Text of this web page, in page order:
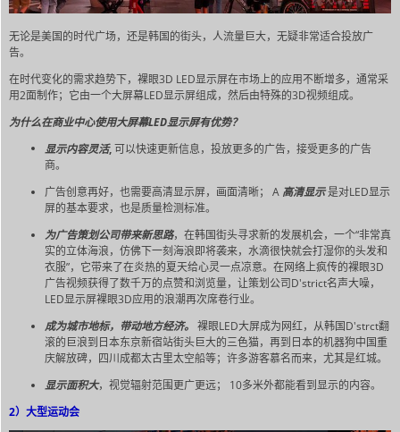
无论是美国的时代广场，还是韩国的街头，人流量巨大，无疑非常适合投放广
告。
在时代变化的需求趋势下，裸眼3D LED显示屏在市场上的应用不断增多，通常采
用2面制作；它由一个大屏幕LED显示屏组成，然后由特殊的3D视频组成。
为什么在商业中心使用大屏幕LED显示屏有优势？
显示内容灵活,可以快速更新信息，投放更多的广告，接受更多的广告
商。
广告创意再好，也需要高清显示屏，画面清晰； A 高清显示是对LED显示
屏的基本要求，也是质量检测标准。
为广告策划公司带来新思路，在韩国街头寻求新的发展机会，一个“非常真
实的立体海浪，仿佛下一刻海浪即将袭来，水滴很快就会打湿你的头发和
衣服”，它带来了在炎热的夏天给心灵一点凉意。在网络上疯传的裸眼3D
广告视频获得了数千万的点赞和浏览量，让策划公司D'strict名声大噪，
LED显示屏裸眼3D应用的浪潮再次席卷行业。
成为城市地标，带动地方经济。 裸眼LED大屏成为网红，从韩国D'strct翻
滚的巨浪到日本东京新宿站街头巨大的三色猫，再到日本的机器狗中国重
庆解放碑，四川成都太古里太空船等；许多游客慕名而来，尤其是红城。
显示面积大，视觉辐射范围更广更远； 10多米外都能看到显示的内容。
2）大型运动会